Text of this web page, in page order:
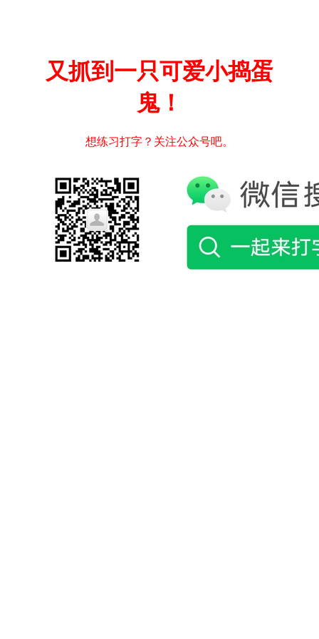
又抓到一只可爱小捣蛋
鬼！
想练习打字？关注公众号吧。